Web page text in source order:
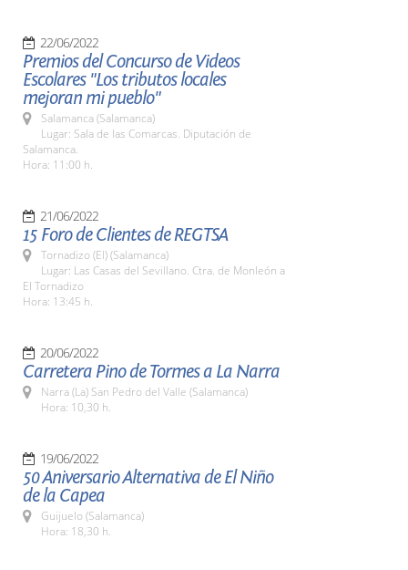
22/06/2022
Premios del Concurso de Videos
Escolares "Los tributos locales
mejoran mi pueblo"
Salamanca (Salamanca)
Lugar: Sala de las Comarcas. Diputación de
Salamanca.
Hora: 11:00 h.
21/06/2022
15 Foro de Clientes de REGTSA
Tornadizo (El) (Salamanca)
Lugar: Las Casas del Sevillano. Ctra. de Monleón a
El Tornadizo
Hora: 13:45 h.
20/06/2022
Carretera Pino de Tormes a La Narra
Narra (La) San Pedro del Valle (Salamanca)
Hora: 10,30 h.
19/06/2022
50 Aniversario Alternativa de El Niño
de la Capea
Guijuelo (Salamanca)
Hora: 18,30 h.